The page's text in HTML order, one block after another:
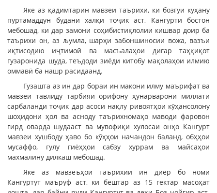
Яке аз қадимтарин мавзеи таърихӣ, ки бозгӯи кӯҳану
пуртамаддун будани халқи тоҷик аст, Кангурти бостон
мебошад, ки дар замони соҳибистиқлолии кишвар доир ба
таърихи он, аз љумла, шарҳи забоншиносии вожа, вазъи
иқтисодию иҷтимоӣ ва масъалаҳои дигар таҳқиқот
гузаронида шуда, теъдоди зиёди китобу мақолаҳои илмию
оммавӣ ба нашр расидаанд.
Гузашта аз ин дар бораи ин макони илму маърифат ва
мавзеи тавлиду тарбияи орифону ҳунарварони миллати
сарбаланди тоҷик дар асоси нақлу ривоятҳои кӯҳансолону
шоҳидони ҳол ва асноду таърихномаҳо маводи фаровон
гирд оварда шудааст ва мувофиқи хулосаи онҳо Кангурт
мавзеи хушбоду ҳаво бо кӯҳҳои начандон баланд, обҳҳои
мусаффо, гулу гиёҳҳои сабзу хуррам ва майсаҳои
махмалину дилкаш мебошад.
Яке аз мавзеъҳои таърихии ин диёр бо номи
Кангуртут маъруф аст, ки бештар аз 15 гектар масоҳат